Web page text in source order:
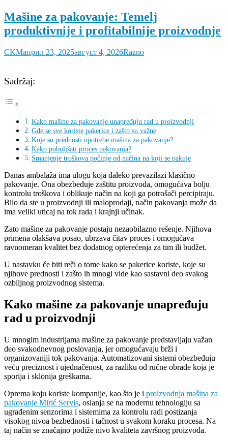
Mašine za pakovanje: Temelj
produktivnije i profitabilnije proizvodnje
CKMаприл 23, 2025август 4, 2026Razno
Sadržaj:
Kako mašine za pakovanje unapređuju rad u proizvodnji
Gde se sve koriste pakerice i zašto su važne
Koje su prednosti upotrebe mašina za pakovanje?
Kako poboljšati proces pakovanja?
Smanjenje troškova počinje od načina na koji se pakuje
Danas ambalaža ima ulogu koja daleko prevazilazi klasično
pakovanje. Ona obezbeđuje zaštitu proizvoda, omogućava bolju
kontrolu troškova i oblikuje način na koji ga potrošači percipiraju.
Bilo da ste u proizvodnji ili maloprodaji, način pakovanja može da
ima veliki uticaj na tok rada i krajnji učinak.
Zato mašine za pakovanje postaju nezaobilazno rešenje. Njihova
primena olakšava posao, ubrzava čitav proces i omogućava
ravnomeran kvalitet bez dodatnog opterećenja za tim ili budžet.
U nastavku će biti reči o tome kako se pakerice koriste, koje su
njihove prednosti i zašto ih mnogi vide kao sastavni deo svakog
ozbiljnog proizvodnog sistema.
Kako mašine za pakovanje unapređuju
rad u proizvodnji
U mnogim industrijama mašine za pakovanje predstavljaju važan
deo svakodnevnog poslovanja, jer omogućavaju brži i
organizovaniji tok pakovanja. Automatizovani sistemi obezbeđuju
veću preciznost i ujednačenost, za razliku od ručne obrade koja je
sporija i sklonija greškama.
Oprema koju koriste kompanije, kao što je i proizvodnja mašina za
pakovanje Mirić Servis, oslanja se na modernu tehnologiju sa
ugrađenim senzorima i sistemima za kontrolu radi postizanja
visokog nivoa bezbednosti i tačnost u svakom koraku procesa. Na
taj način se značajno podiže nivo kvaliteta završnog proizvoda.